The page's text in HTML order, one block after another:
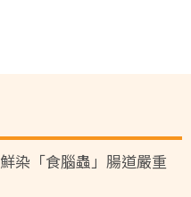
染「食腦蟲」腸道嚴重